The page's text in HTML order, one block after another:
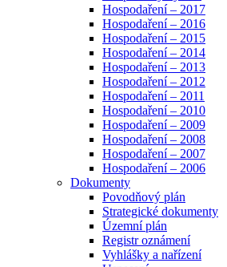
Hospodaření – 2017
Hospodaření – 2016
Hospodaření – 2015
Hospodaření – 2014
Hospodaření – 2013
Hospodaření – 2012
Hospodaření – 2011
Hospodaření – 2010
Hospodaření – 2009
Hospodaření – 2008
Hospodaření – 2007
Hospodaření – 2006
Dokumenty
Povodňový plán
Strategické dokumenty
Územní plán
Registr oznámení
Vyhlášky a nařízení